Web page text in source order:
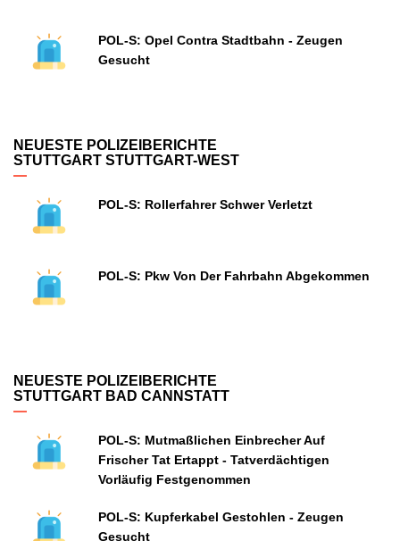
POL-S: Opel Contra Stadtbahn - Zeugen
Gesucht
NEUESTE POLIZEIBERICHTE
STUTTGART STUTTGART-WEST
POL-S: Rollerfahrer Schwer Verletzt
POL-S: Pkw Von Der Fahrbahn Abgekommen
NEUESTE POLIZEIBERICHTE
STUTTGART BAD CANNSTATT
POL-S: Mutmaßlichen Einbrecher Auf
Frischer Tat Ertappt - Tatverdächtigen
Vorläufig Festgenommen
POL-S: Kupferkabel Gestohlen - Zeugen
Gesucht